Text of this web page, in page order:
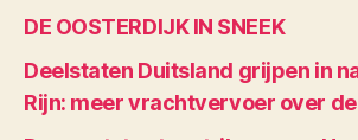
DE OOSTERDIJK IN SNEEK
Deelstaten Duitsland grijpen in
Rijn: meer vrachtvervoer over